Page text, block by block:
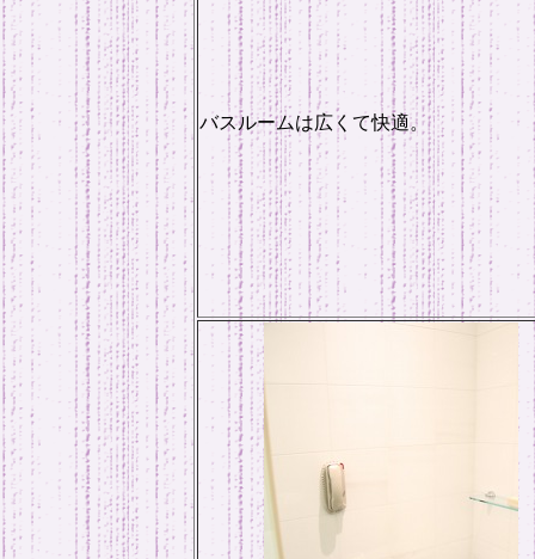
バスルームは広くて快適。